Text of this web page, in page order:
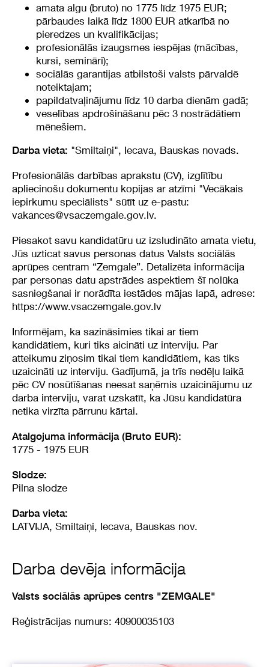
amata algu (bruto) no 1775 līdz 1975 EUR;
pārbaudes laikā līdz 1800 EUR atkarībā no
pieredzes un kvalifikācijas;
profesionālās izaugsmes iespējas (mācības,
kursi, semināri);
sociālās garantijas atbilstoši valsts pārvaldē
noteiktajam;
papildatvaļinājumu līdz 10 darba dienām gadā;
veselības apdrošināšanu pēc 3 nostrādātiem
mēnešiem.
Darba vieta: "Smiltaiņi", Iecava, Bauskas novads.
Profesionālās darbības aprakstu (CV), izglītību
apliecinošu dokumentu kopijas ar atzīmi "Vecākais
iepirkumu speciālists" sūtīt uz e-pastu:
vakances@vsaczemgale.gov.lv.
Piesakot savu kandidatūru uz izsludināto amata vietu,
Jūs uzticat savus personas datus Valsts sociālās
aprūpes centram “Zemgale”. Detalizēta informācija
par personas datu apstrādes aspektiem šī nolūka
sasniegšanai ir norādīta iestādes mājas lapā, adrese:
https://www.vsaczemgale.gov.lv
Informējam, ka sazināsimies tikai ar tiem
kandidātiem, kuri tiks aicināti uz interviju. Par
atteikumu ziņosim tikai tiem kandidātiem, kas tiks
uzaicināti uz interviju. Gadījumā, ja trīs nedēļu laikā
pēc CV nosūtīšanas neesat saņēmis uzaicinājumu uz
darba interviju, varat uzskatīt, ka Jūsu kandidatūra
netika virzīta pārrunu kārtai.
Atalgojuma informācija (Bruto EUR):
1775 - 1975 EUR
Slodze:
Pilna slodze
Darba vieta:
LATVIJA, Smiltaiņi, Iecava, Bauskas nov.
Darba devēja informācija
Valsts sociālās aprūpes centrs "ZEMGALE"
Reģistrācijas numurs: 40900035103